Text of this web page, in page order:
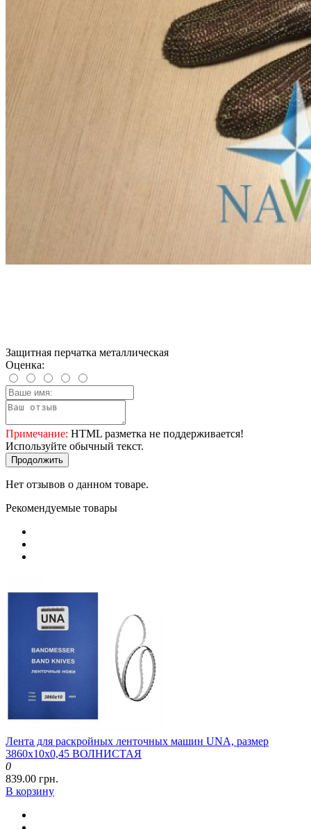
Защитная перчатка металлическая
Оценка:
Примечание: HTML разметка не поддерживается!
Используйте обычный текст.
Продолжить
Нет отзывов о данном товаре.
Рекомендуемые товары
Лента для раскройных ленточных машин UNA, размер
3860x10x0,45 ВОЛНИСТАЯ
0
839.00 грн.
В корзину